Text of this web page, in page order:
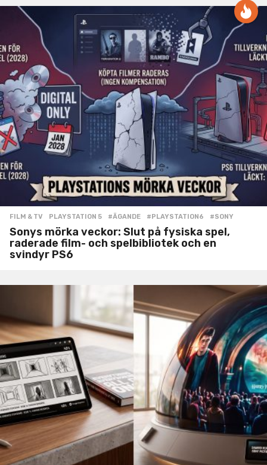
FILM & TV ,PLAYSTATION 5 #ÄGANDE ,#PLAYSTATION6 ,#SONY
Sonys mörka veckor: Slut på fysiska spel,
raderade film- och spelbibliotek och en
svindyr PS6